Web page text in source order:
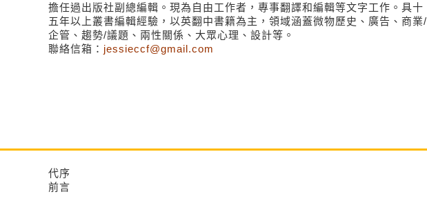
擔任過出版社副總編輯。現為自由工作者，專事翻譯和編輯等文字工作。具十
五年以上叢書編輯經驗，以英翻中書籍為主，領域涵蓋微物歷史、廣告、商業/
企管、趨勢/議題、兩性關係、大眾心理、設計等。
聯絡信箱： jessieccf@gmail.com
代序
前言